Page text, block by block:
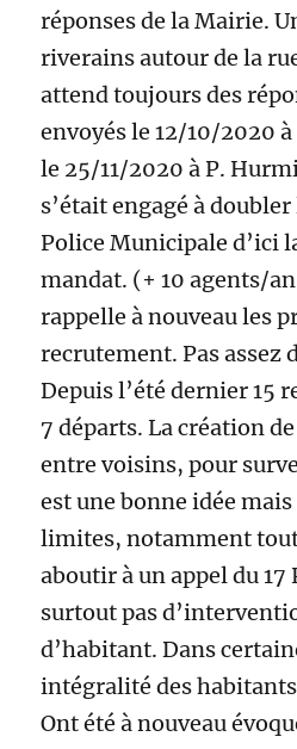
réponses de la Mairie.
riverains autour de la
attend toujours des
envoyés le 12/10/2020
le 25/11/2020 à P.
s’était engagé à
Police Municipale d’ici
mandat. (+ 10 agents/
rappelle à nouveau les
recrutement. Pas assez
Depuis l’été dernier 15
7 départs. La création
entre voisins, pour
est une bonne idée
limites, notamment
aboutir à un appel du
surtout pas
d’habitant. Dans
intégralité des
Ont été à nouveau